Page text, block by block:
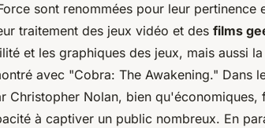
sont renommées pour leur pertinence
traitement des jeux vidéo et des films
et les graphiques des jeux, mais aussi
avec "Cobra: The Awakening." Dans
Christopher Nolan, bien
à captiver un public nombreux. En